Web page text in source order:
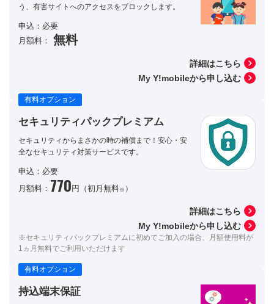
う、有害サイトへのアクセスをブロックします。
申込：必要
月額料： 無料
詳細はこちら
My Y!mobileから申し込む
有料オプション
セキュリティパックプレミアム
セキュリティからまさかの時の補償まで！安心・安
全なセキュリティ対策サービスです。
申込：必要
月額料： 770円（初月無料※ ）
詳細はこちら
My Y!mobileから申し込む
※セキュリティパックプレミアムに初めてご加入の場合、月額使用料が
1ヵ月無料でご利用いただけます
有料オプション
持込端末保証